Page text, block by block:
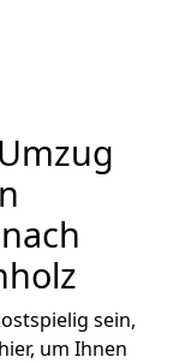
sein,
um Ihnen